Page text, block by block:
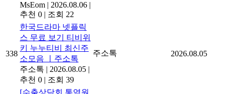
MsEom | 2026.08.06 |
추천 0 | 조회 22
338
한국드라마 넷플릭
스 무료 보기 티비위
키 누누티비 최신주
소모음 ㅣ주소톡
주소톡 | 2026.08.05 |
추천 0 | 조회 39
주소톡 2026.08.05